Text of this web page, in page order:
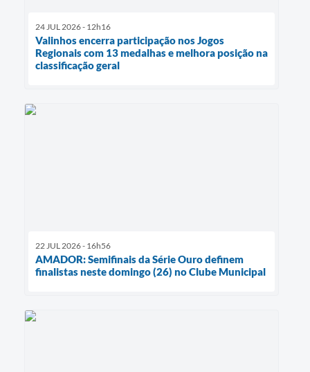
24 JUL 2026 - 12h16
Valinhos encerra participação nos Jogos
Regionais com 13 medalhas e melhora posição na
classificação geral
22 JUL 2026 - 16h56
AMADOR: Semifinais da Série Ouro definem
finalistas neste domingo (26) no Clube Municipal